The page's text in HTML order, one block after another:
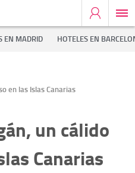
EN MADRID HOTELES EN
en las Islas Canarias
un cálido
Canarias